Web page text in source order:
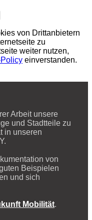
von Drittanbietern
zu
weiter nutzen,
einverstanden.
Arbeit unsere
und Stadtteile zu
in unseren
von
Beispielen
und sich
Mobilität.